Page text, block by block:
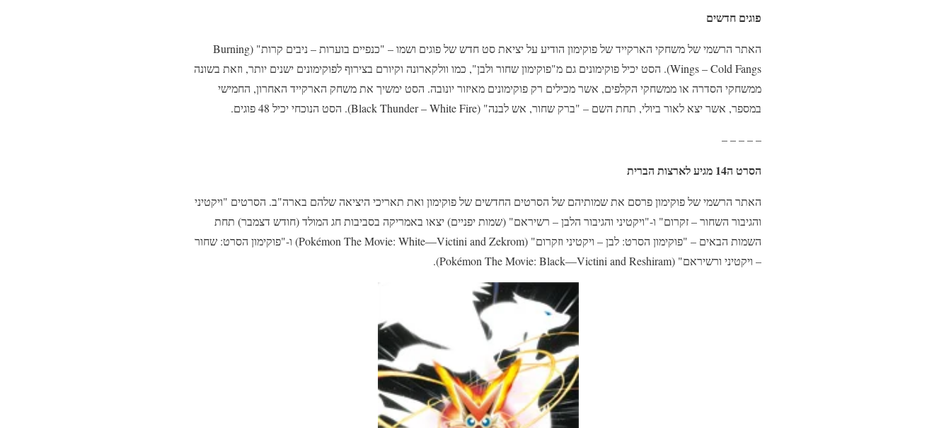
פוגים חדשים
האתר הרשמי של משחקי הארקייד של פוקימון הודיע על יציאת סט חדש של פוגים ושמו – "כנפיים בוערות – ניבים קרות" (Burning
Wings – Cold Fangs). הסט יכיל פוקימונים גם מ"פוקימון שחור ולבן", כמו וולקארונה וקיורם בצירוף לפוקימונים ישנים יותר, וזאת בשונה
ממשחקי הסדרה או ממשחקי הקלפים, אשר מכילים רק פוקימונים מאיזור יונובה. הסט ימשיך את משחק הארקייד האחרון, החמישי
במספר, אשר יצא לאור ביולי, תחת השם – "ברק שחור, אש לבנה" (Black Thunder – White Fire). הסט הנוכחי יכיל 48 פוגים.
– – – – –
הסרט ה14 מגיע לארצות הברית
האתר הרשמי של פוקימון פרסם את שמותיהם של הסרטים החדשים של פוקימון ואת תאריכי היציאה שלהם בארה"ב. הסרטים "ויקטיני
והגיבור השחור – זקרום" ו-"ויקטיני והגיבור הלבן – רשיראם" (שמות יפניים) יצאו באמריקה בסביבות חג המולד (חודש דצמבר) תחת
השמות הבאים – "פוקימון הסרט: לבן – ויקטיני וזקרום" (Pokémon The Movie: White—Victini and Zekrom) ו-"פוקימון הסרט: שחור
– ויקטיני ורשיראם" (Pokémon The Movie: Black—Victini and Reshiram).